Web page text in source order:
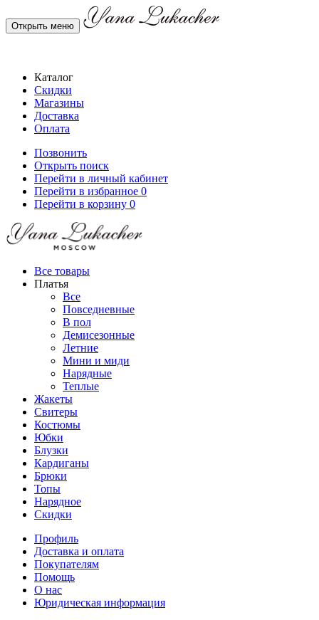
Открыть меню
Каталог
Скидки
Магазины
Доставка
Оплата
Позвонить
Открыть поиск
Перейти в личный кабинет
Перейти в избранное 0
Перейти в корзину 0
Все товары
Платья
Все
Повседневные
В пол
Демисезонные
Летние
Мини и миди
Нарядные
Теплые
Жакеты
Свитеры
Костюмы
Юбки
Блузки
Кардиганы
Брюки
Топы
Нарядное
Скидки
Профиль
Доставка и оплата
Покупателям
Помощь
О нас
Юридическая информация